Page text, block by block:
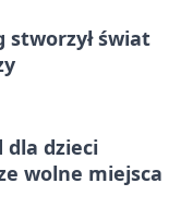
stworzył świat
dla dzieci
wolne miejsca